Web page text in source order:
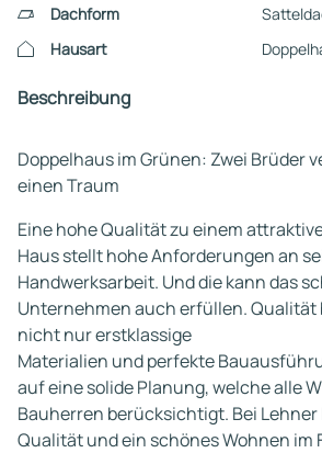
Dachform
Hausart
Beschreibung
Doppelhaus im Grünen: Zwei Brüder
einen Traum
Eine hohe Qualität zu einem
Haus stellt hohe Anforderungen an
Handwerksarbeit. Und die kann das
Unternehmen auch erfüllen. Qualität
nicht nur erstklassige
Materialien und perfekte
auf eine solide Planung, welche alle
Bauherren berücksichtigt. Bei
Qualität und ein schönes Wohnen im